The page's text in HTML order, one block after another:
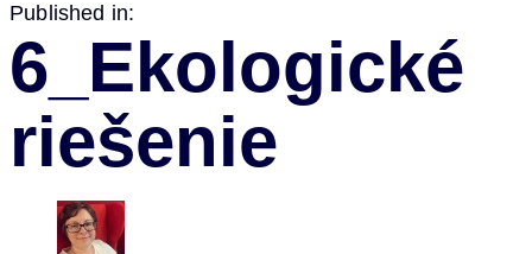
Published in:
6_Ekologické
riešenie